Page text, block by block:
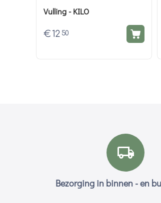
Vulling - KILO
€12 50
Bezorging in binnen - en